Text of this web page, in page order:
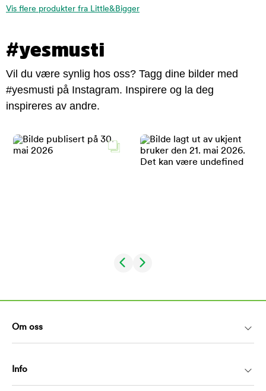
Vis flere produkter fra Little&Bigger
#yesmusti
Vil du være synlig hos oss? Tagg dine bilder med
#yesmusti på Instagram. Inspirere og la deg
inspireres av andre.
Om oss
Info